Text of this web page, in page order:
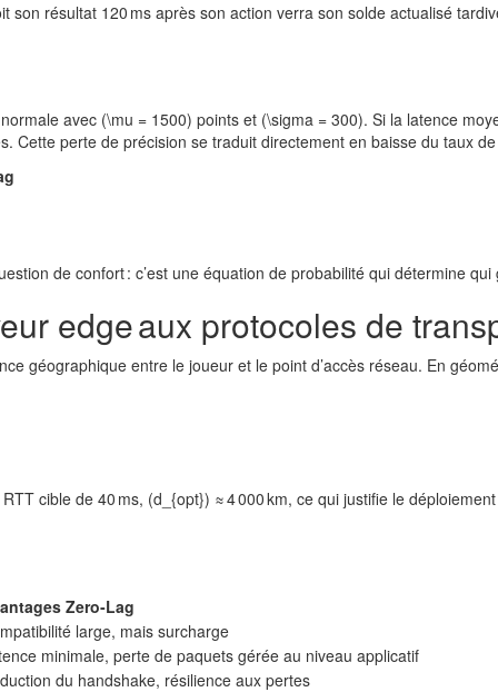
résultat 120 ms après son action verra son solde actualisé
avec (\mu = 1500) points et (\sigma = 300). Si la latence
Cette perte de précision se traduit directement en baisse du taux
de confort : c’est une équation de probabilité qui détermine
edge aux protocoles de
géographique entre le joueur et le point d’accès réseau. En
cible de 40 ms, (d_{opt}) ≈ 4 000 km, ce qui justifie le
Zero‑Lag
large, mais surcharge
minimale, perte de paquets gérée au niveau applicatif
du handshake, résilience aux pertes